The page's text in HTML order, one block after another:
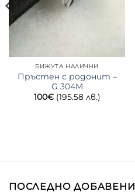
БИЖУТА НАЛИЧНИ
Пръстен с родонит –
G 304M
100€ (195.58 лв.)
ПОСЛЕДНО ДОБАВЕНИ